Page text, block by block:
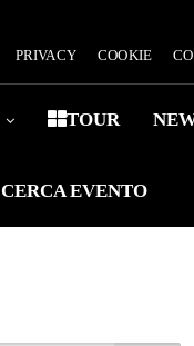
PRIVACY COOKIE
TOUR
CERCA EVENTO